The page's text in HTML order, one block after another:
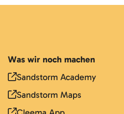
Was wir noch machen
Sandstorm Academy
Sandstorm Maps